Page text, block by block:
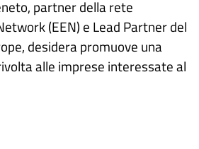
partner della rete
(EEN) e Lead Partner del
desidera promuove una
alle imprese interessate al